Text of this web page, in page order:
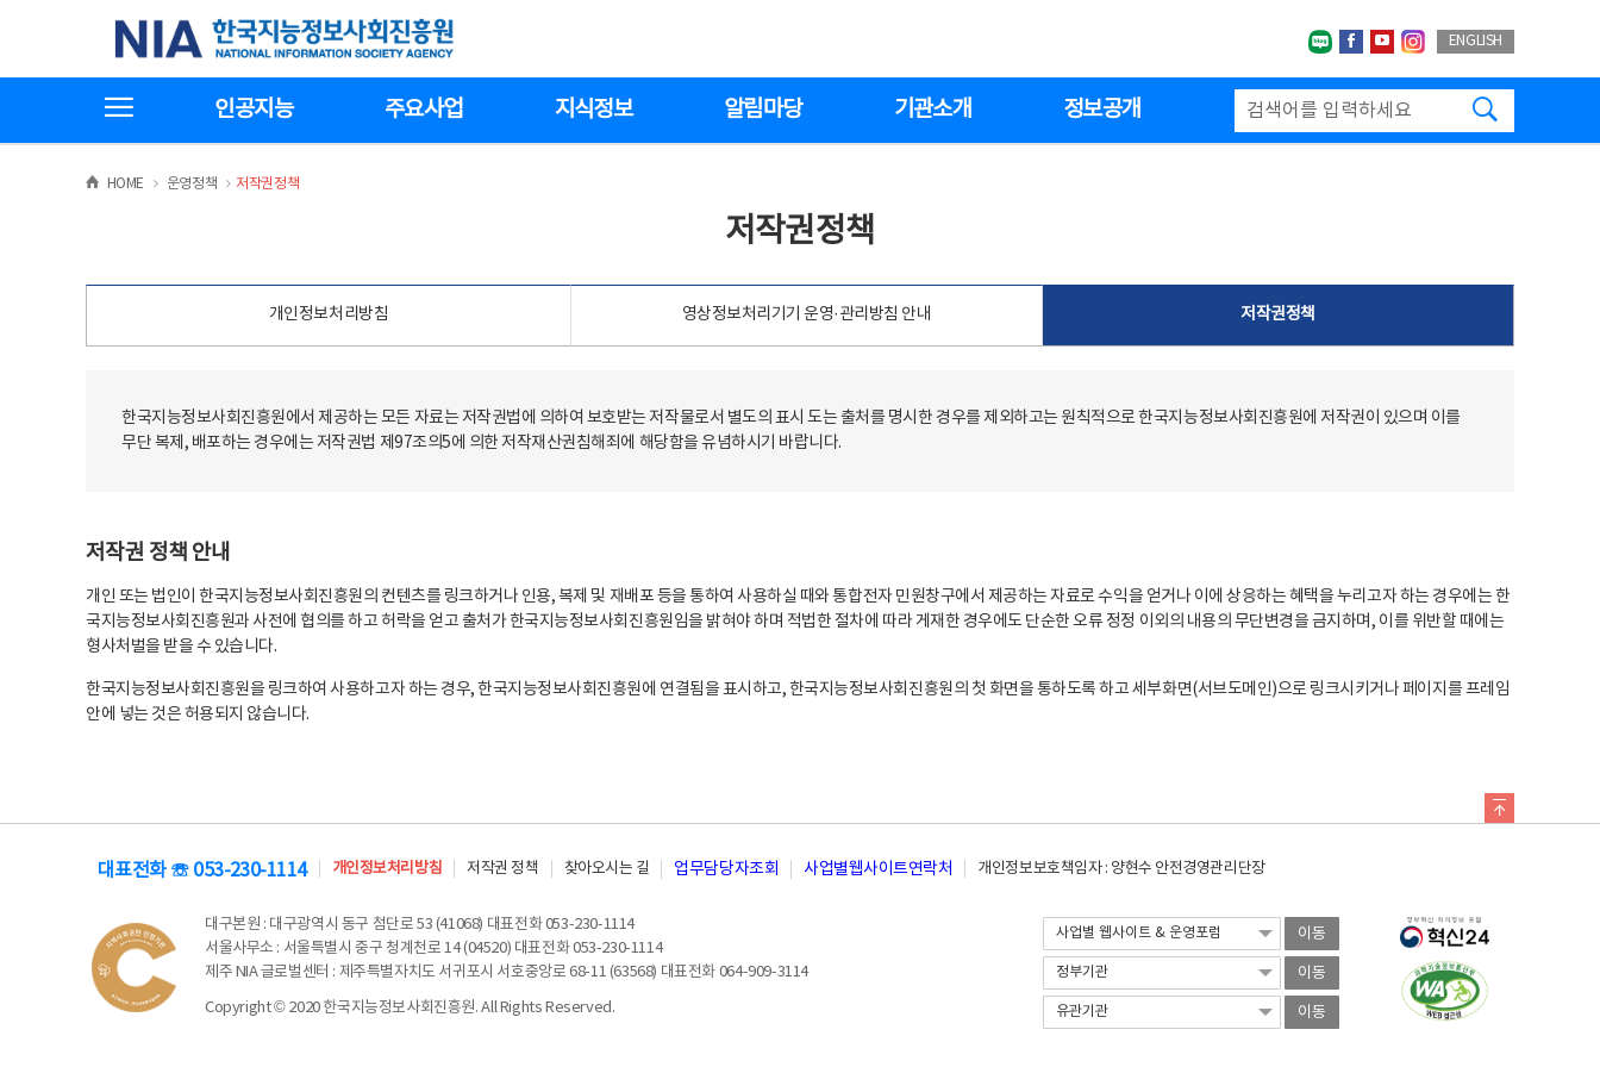
기
한국지능정보사회진흥원
네이버블로그
페이스북
유투브인스타그랩
ENGLISH
인공지능 주요사업 지식정보 알림마당 기관소개 정보공개
HOME >운영정책 >
저작권정책
저작권정책
개인정보처리방침 영상정보처리기기 운영·관리방침 안내 저작권정책
한국지능정보사회진흥원에서 제공하는 모든 자료는 저작권법에 의하여 보호받는 저작물로서 별도의 표시 도는 출처를 명시한 경우를 제외하고는 원칙적으로 한국지능정보사회진흥원에 저작권이 있으며 이를
무단 복제, 배포하는 경우에는 저작권법 제97조의5에 의한 저작재산권침해죄에 해당함을 유념하시기 바랍니다.
저작권 정책 안내
개인 또는 법인이 한국지능정보사회진흥원의 컨텐츠를 링크하거나 인용, 복제 및 재배포 등을 통하여 사용하실 때와 통합전자 민원창구에서 제공하는 자료로 수익을 얻거나 이에 상응하는 혜택을 누리고자 하는 경우에는 한
국지능정보사회진흥원과 사전에 협의를 하고 허락을 얻고 출처가 한국지능정보사회진흥원임을 밝혀야 하며 적법한 절차에 따라 게재한 경우에도 단순한 오류 정정 이외의 내용의 무단변경을 금지하며, 이를 위반할 때에는
형사처벌을 받을 수 있습니다.
한국지능정보사회진흥원을 링크하여 사용하고자 하는 경우, 한국지능정보사회진흥원에 연결됨을 표시하고, 한국지능정보사회진흥원의 첫 화면을 통하도록 하고 세부화면(서브도메인)으로 링크시키거나 페이지를 프레임
안에 넣는 것은 허용되지 않습니다.
대표전화 ☏ 053-230-1114 개인정보처리방침 저작권 정책 찾아오시는 길 업무담당자조회 사업별웹사이트연락처 개인정보보호책임자 : 양현수 안전경영관리단장
대구본원 : 대구광역시 동구 첨단로 53 (41068) 대표전화 053-230-1114
서울사무소 : 서울특별시 중구 청계천로 14 (04520) 대표전화 053-230-1114
제주 NIA 글로벌센터 : 제주특별자치도 서귀포시 서호중앙로 68-11 (63568) 대표전화 064-909-3114
Copyright © 2020 한국지능정보사회진흥원. All Rights Reserved.
이동
이동
이동